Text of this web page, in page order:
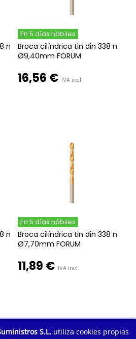
n
En 5 días hábiles
Broca cilíndrica tin din 338 n
Ø9,40mm FORUM
16,56 € IVA incl.
n
En 5 días hábiles
Broca cilíndrica tin din 338 n
Ø7,70mm FORUM
11,89 € IVA incl.
1 2 3 4 5
S.L. utiliza cookies propias